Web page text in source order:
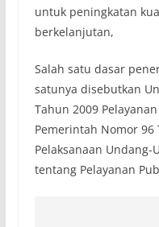
untuk peningkatan
berkelanjutan,
Salah satu dasar
satunya disebutkan
Tahun 2009
Pemerintah Nomor
Pelaksanaan
tentang Pelayanan